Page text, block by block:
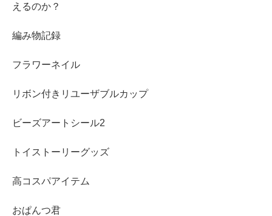
えるのか？
編み物記録
フラワーネイル
リボン付きリユーザブルカップ
ビーズアートシール2
トイストーリーグッズ
高コスパアイテム
おぱんつ君